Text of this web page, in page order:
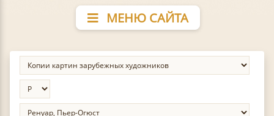
МЕНЮ САЙТА